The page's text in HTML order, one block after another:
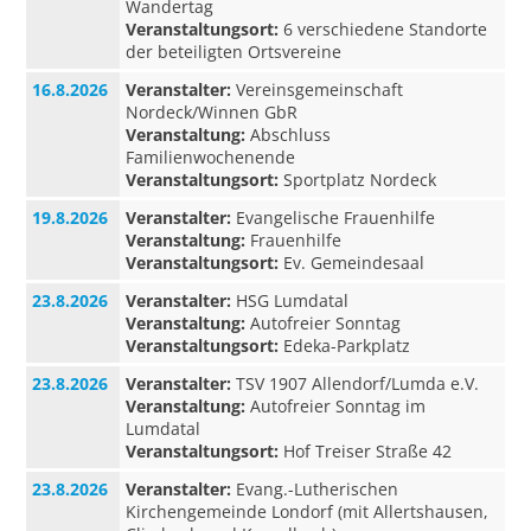
Wandertag
Veranstaltungsort: 6 verschiedene Standorte
der beteiligten Ortsvereine
16.8.2026
Veranstalter: Vereinsgemeinschaft
Nordeck/Winnen GbR
Veranstaltung: Abschluss
Familienwochenende
Veranstaltungsort: Sportplatz Nordeck
19.8.2026
Veranstalter: Evangelische Frauenhilfe
Veranstaltung: Frauenhilfe
Veranstaltungsort: Ev. Gemeindesaal
23.8.2026
Veranstalter: HSG Lumdatal
Veranstaltung: Autofreier Sonntag
Veranstaltungsort: Edeka-Parkplatz
23.8.2026
Veranstalter: TSV 1907 Allendorf/Lumda e.V.
Veranstaltung: Autofreier Sonntag im
Lumdatal
Veranstaltungsort: Hof Treiser Straße 42
23.8.2026
Veranstalter: Evang.-Lutherischen
Kirchengemeinde Londorf (mit Allertshausen,